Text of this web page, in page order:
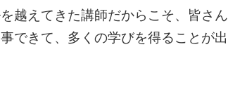
越えてきた講師だからこそ、皆さん
できて、多くの学びを得ることが出